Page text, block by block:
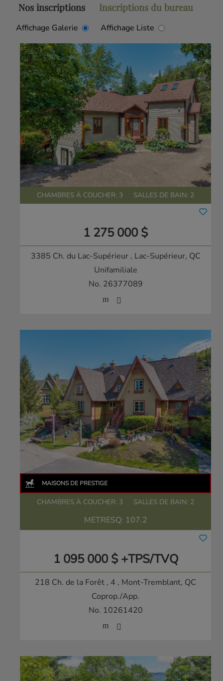
Nos inscriptions Inscriptions du bureau
Affichage Galerie Affichage Liste
CHAMBRES À COUCHER: 3 SALLES DE BAIN: 2
1 275 000 $
3385 Ch. du Lac-Supérieur , Lac-Supérieur, QC
Unifamiliale
No. 26377089
CHAMBRES À COUCHER: 3 SALLES DE BAIN: 2
METRESQ: 107.2
1 095 000 $ +TPS/TVQ
218 Ch. de la Forêt , 4 , Mont-Tremblant, QC
Coprop./App.
No. 10261420